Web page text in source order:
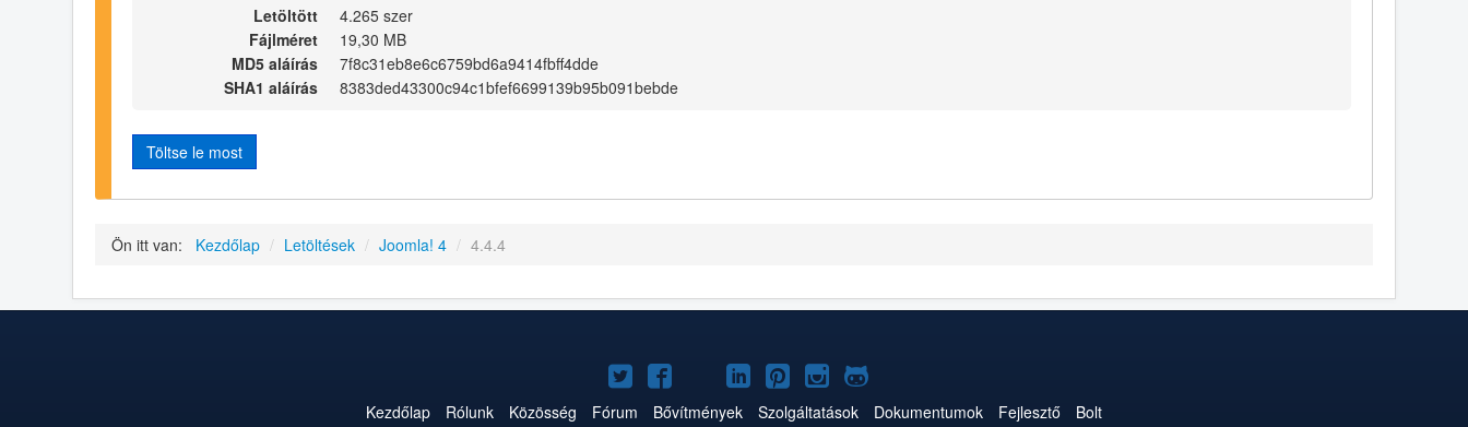
Letöltött
4.265 szer
Fájlméret
19,30 MB
MD5 aláírás
7f8c31eb8e6c6759bd6a9414fbff4dde
SHA1 aláírás
8383ded43300c94c1bfef6699139b95b091bebde
Töltse le most
Ön itt van: Kezdőlap / Letöltések / Joomla! 4 / 4.4.4
Joomla!
a
Joomla!
a
Joomla!
a
Joomla!
a
Joomla!
a
Joomla!
az
Joomla!
Kezdőlap Rólunk Közösség Fórum Bővítmények Szolgáltatások Dokumentumok Fejlesztő Bolt